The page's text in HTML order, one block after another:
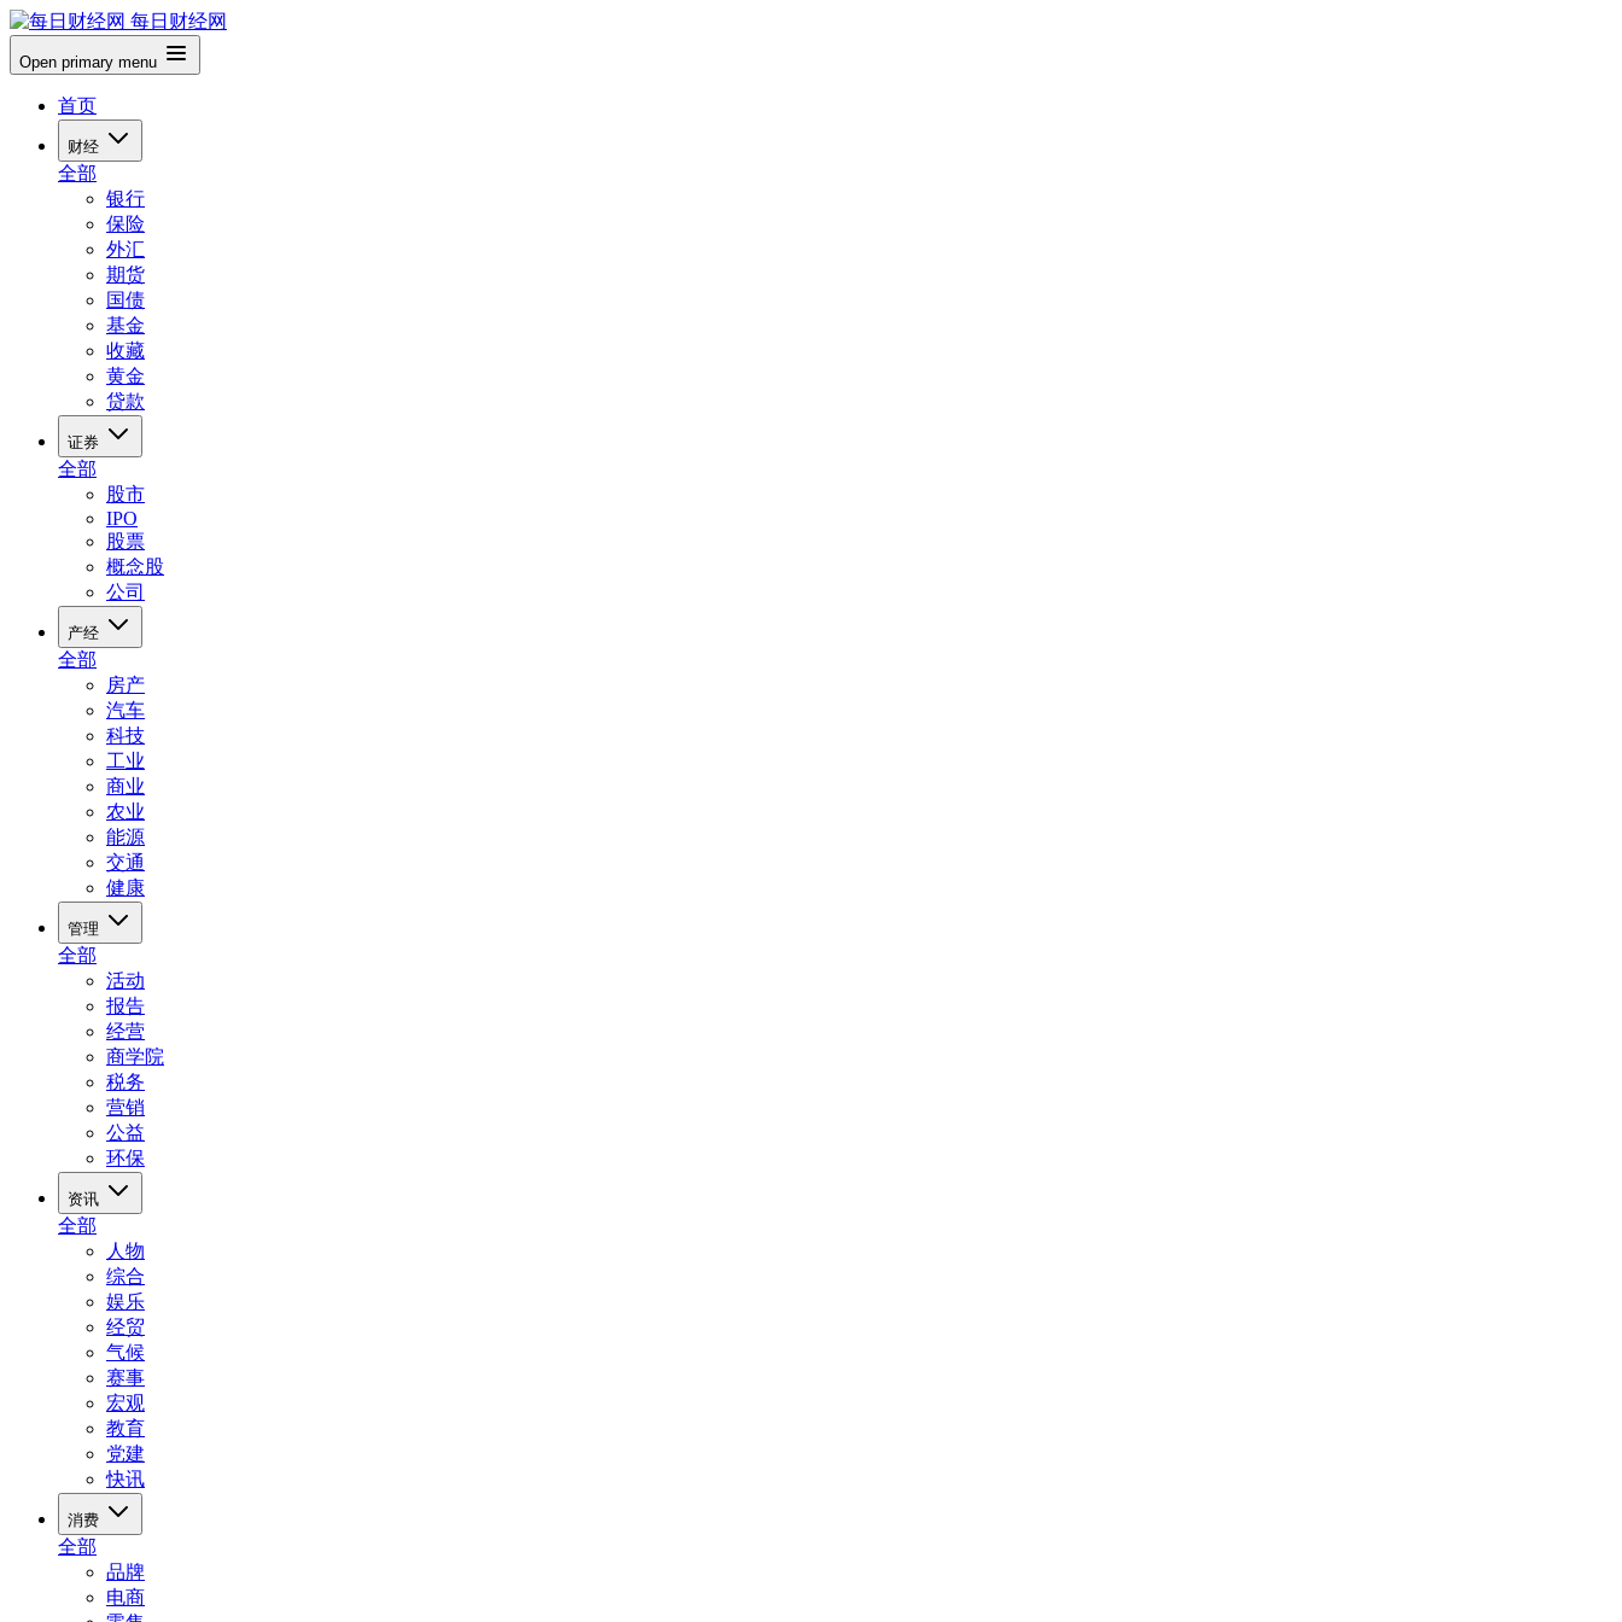
每日财经网
Open primary menu
首页
财经
全部
银行
保险
外汇
期货
国债
基金
收藏
黄金
贷款
证券
全部
股市
IPO
股票
概念股
公司
产经
全部
房产
汽车
科技
工业
商业
农业
能源
交通
健康
管理
全部
活动
报告
经营
商学院
税务
营销
公益
环保
资讯
全部
人物
综合
娱乐
经贸
气候
赛事
宏观
教育
党建
快讯
消费
全部
品牌
电商